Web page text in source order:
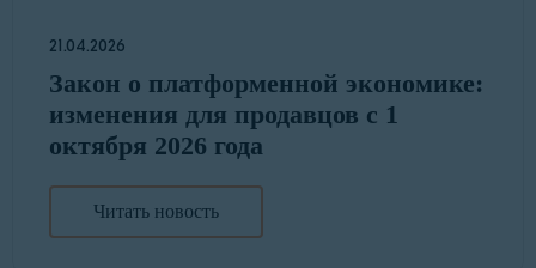
21.04.2026
Закон о платформенной экономике:
изменения для продавцов с 1
октября 2026 года
Читать новость